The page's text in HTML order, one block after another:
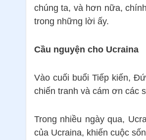
chúng ta, và hơn nữa,
trong những lời ấy.
Cầu nguyện cho Ucraina
Vào cuối buổi Tiếp kiến,
chiến tranh và cám ơn các
Trong nhiều ngày qua,
của Ucraina, khiến cuộc